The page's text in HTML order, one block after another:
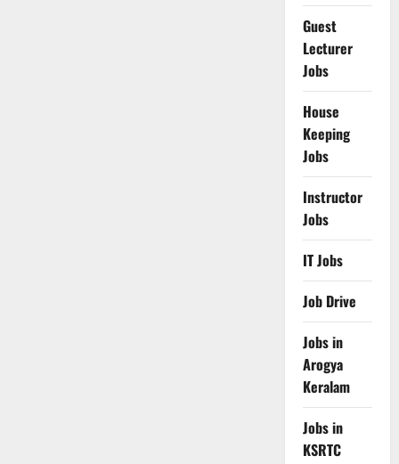
Guest
Lecturer
Jobs
House
Keeping
Jobs
Instructor
Jobs
IT Jobs
Job Drive
Jobs in
Arogya
Keralam
Jobs in
KSRTC